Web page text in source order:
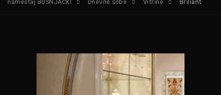
nameštaj BOŠNJAČKI Dnevne sobe Vitrine Briliant